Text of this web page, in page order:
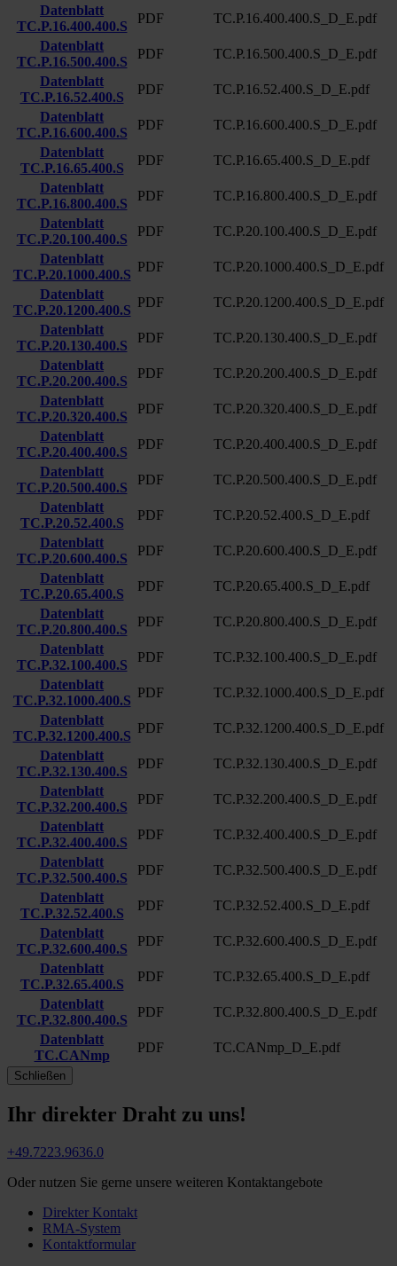
Datenblatt
TC.P.16.400.400.S
PDF
TC.P.16.400.400.S_D_E.pdf
Datenblatt
TC.P.16.500.400.S
PDF
TC.P.16.500.400.S_D_E.pdf
Datenblatt
TC.P.16.52.400.S
PDF
TC.P.16.52.400.S_D_E.pdf
Datenblatt
TC.P.16.600.400.S
PDF
TC.P.16.600.400.S_D_E.pdf
Datenblatt
TC.P.16.65.400.S
PDF
TC.P.16.65.400.S_D_E.pdf
Datenblatt
TC.P.16.800.400.S
PDF
TC.P.16.800.400.S_D_E.pdf
Datenblatt
TC.P.20.100.400.S
PDF
TC.P.20.100.400.S_D_E.pdf
Datenblatt
TC.P.20.1000.400.S
PDF
TC.P.20.1000.400.S_D_E.pdf
Datenblatt
TC.P.20.1200.400.S
PDF
TC.P.20.1200.400.S_D_E.pdf
Datenblatt
TC.P.20.130.400.S
PDF
TC.P.20.130.400.S_D_E.pdf
Datenblatt
TC.P.20.200.400.S
PDF
TC.P.20.200.400.S_D_E.pdf
Datenblatt
TC.P.20.320.400.S
PDF
TC.P.20.320.400.S_D_E.pdf
Datenblatt
TC.P.20.400.400.S
PDF
TC.P.20.400.400.S_D_E.pdf
Datenblatt
TC.P.20.500.400.S
PDF
TC.P.20.500.400.S_D_E.pdf
Datenblatt
TC.P.20.52.400.S
PDF
TC.P.20.52.400.S_D_E.pdf
Datenblatt
TC.P.20.600.400.S
PDF
TC.P.20.600.400.S_D_E.pdf
Datenblatt
TC.P.20.65.400.S
PDF
TC.P.20.65.400.S_D_E.pdf
Datenblatt
TC.P.20.800.400.S
PDF
TC.P.20.800.400.S_D_E.pdf
Datenblatt
TC.P.32.100.400.S
PDF
TC.P.32.100.400.S_D_E.pdf
Datenblatt
TC.P.32.1000.400.S
PDF
TC.P.32.1000.400.S_D_E.pdf
Datenblatt
TC.P.32.1200.400.S
PDF
TC.P.32.1200.400.S_D_E.pdf
Datenblatt
TC.P.32.130.400.S
PDF
TC.P.32.130.400.S_D_E.pdf
Datenblatt
TC.P.32.200.400.S
PDF
TC.P.32.200.400.S_D_E.pdf
Datenblatt
TC.P.32.400.400.S
PDF
TC.P.32.400.400.S_D_E.pdf
Datenblatt
TC.P.32.500.400.S
PDF
TC.P.32.500.400.S_D_E.pdf
Datenblatt
TC.P.32.52.400.S
PDF
TC.P.32.52.400.S_D_E.pdf
Datenblatt
TC.P.32.600.400.S
PDF
TC.P.32.600.400.S_D_E.pdf
Datenblatt
TC.P.32.65.400.S
PDF
TC.P.32.65.400.S_D_E.pdf
Datenblatt
TC.P.32.800.400.S
PDF
TC.P.32.800.400.S_D_E.pdf
Datenblatt
TC.CANmp
PDF TC.CANmp_D_E.pdf
Schließen
Ihr direkter Draht zu uns!
+49.7223.9636.0
Oder nutzen Sie gerne unsere weiteren Kontaktangebote
Direkter Kontakt
RMA-System
Kontaktformular